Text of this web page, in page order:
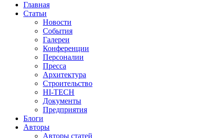
Главная
Статьи
Новости
События
Галереи
Конференции
Персоналии
Пресса
Архитектура
Строительство
HI-TECH
Документы
Предприятия
Блоги
Авторы
Авторы статей